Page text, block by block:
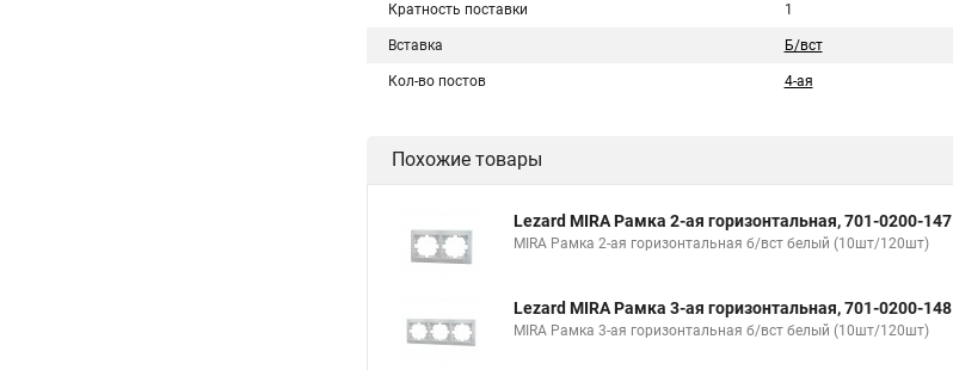
Кратность поставки 1
Вставка Б/вст
Кол-во постов 4-ая
Похожие товары
Lezard MIRA Рамка 2-ая горизонтальная, 701-0200-147
MIRA Рамка 2-ая горизонтальная б/вст белый (10шт/120шт)
Lezard MIRA Рамка 3-ая горизонтальная, 701-0200-148
MIRA Рамка 3-ая горизонтальная б/вст белый (10шт/120шт)